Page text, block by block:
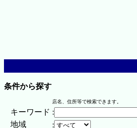
条件から探す
店名、住所等で検索できます。
キーワード :
地域
: